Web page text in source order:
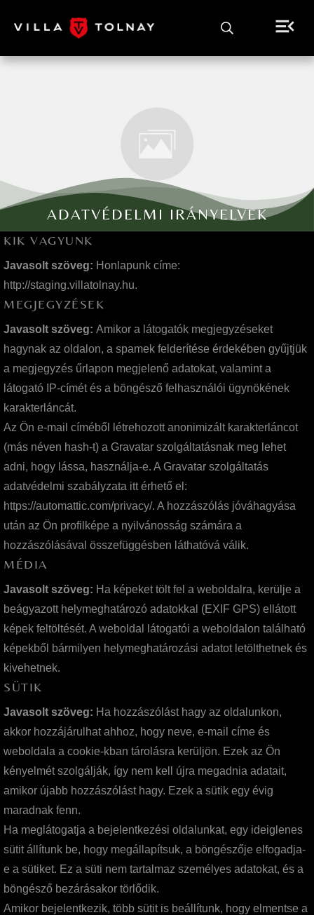
ADATVÉDELMI IRÁNYELVEK
KIK VAGYUNK
Javasolt szöveg: Honlapunk címe:
http://staging.villatolnay.hu.
MEGJEGYZÉSEK
Javasolt szöveg: Amikor a látogatók megjegyzéseket
hagynak az oldalon, a spamek felderítése érdekében gyűjtjük
a megjegyzés űrlapon megjelenő adatokat, valamint a
látogató IP-címét és a böngésző felhasználói ügynökének
karakterláncát.
Az Ön e-mail címéből létrehozott anonimizált karakterláncot
(más néven hash-t) a Gravatar szolgáltatásnak meg lehet
adni, hogy lássa, használja-e. A Gravatar szolgáltatás
adatvédelmi szabályzata itt érhető el:
https://automattic.com/privacy/. A hozzászólás jóváhagyása
után az Ön profilképe a nyilvánosság számára a
hozzászólásával összefüggésben láthatóvá válik.
MÉDIA
Javasolt szöveg: Ha képeket tölt fel a weboldalra, kerülje a
beágyazott helymeghatározó adatokkal (EXIF GPS) ellátott
képek feltöltését. A weboldal látogatói a weboldalon található
képekből bármilyen helymeghatározási adatot letölthetnek és
kivehetnek.
SÜTIK
Javasolt szöveg: Ha hozzászólást hagy az oldalunkon,
akkor hozzájárulhat ahhoz, hogy neve, e-mail címe és
weboldala a cookie-kban tárolásra kerüljön. Ezek az Ön
kényelmét szolgálják, így nem kell újra megadnia adatait,
amikor újabb hozzászólást hagy. Ezek a sütik egy évig
maradnak fenn.
Ha meglátogatja a bejelentkezési oldalunkat, egy ideiglenes
sütit állítunk be, hogy megállapítsuk, a böngészője elfogadja-
e a sütiket. Ez a süti nem tartalmaz személyes adatokat, és a
böngésző bezárásakor törlődik.
Amikor bejelentkezik, több sütit is beállítunk, hogy elmentse a